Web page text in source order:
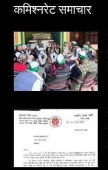
कमिश्नरेट समाचार